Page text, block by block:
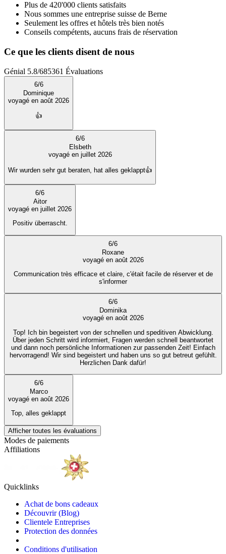
Plus de 420'000 clients satisfaits
Nous sommes une entreprise suisse de Berne
Seulement les offres et hôtels très bien notés
Conseils compétents, aucuns frais de réservation
Ce que les clients disent de nous
Génial 5.8/685361 Évaluations
6/6
Dominique
voyagé en août 2026
👍
6/6
Elsbeth
voyagé en juillet 2026
Wir wurden sehr gut beraten, hat alles geklappt👍
6/6
Aitor
voyagé en juillet 2026
Positiv überrascht.
6/6
Roxane
voyagé en août 2026
Communication très efficace et claire, c'était facile de réserver et de
s'informer
6/6
Dominika
voyagé en août 2026
Top! Ich bin begeistert von der schnellen und speditiven Abwicklung.
Über jeden Schritt wird informiert, Fragen werden schnell beantwortet
und dann noch persönliche Informationen zur passenden Zeit! Einfach
hervorragend! Wir sind begeistert und haben uns so gut betreut gefühlt.
Herzlichen Dank dafür!
6/6
Marco
voyagé en août 2026
Top, alles geklappt
Afficher toutes les évaluations
Modes de paiements
Affiliations
Quicklinks
Achat de bons cadeaux
Découvrir (Blog)
Clientele Entreprises
Protection des données
Conditions d'utilisation